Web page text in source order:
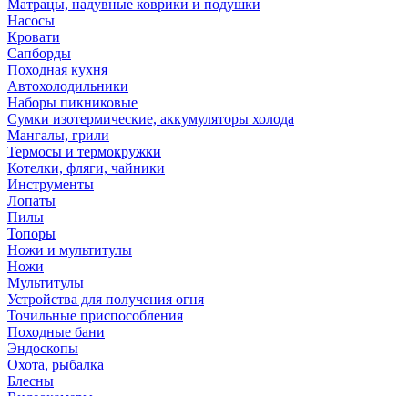
Матрацы, надувные коврики и подушки
Насосы
Кровати
Сапборды
Походная кухня
Автохолодильники
Наборы пикниковые
Сумки изотермические, аккумуляторы холода
Мангалы, грили
Термосы и термокружки
Котелки, фляги, чайники
Инструменты
Лопаты
Пилы
Топоры
Ножи и мультитулы
Ножи
Мультитулы
Устройства для получения огня
Точильные приспособления
Походные бани
Эндоскопы
Охота, рыбалка
Блесны